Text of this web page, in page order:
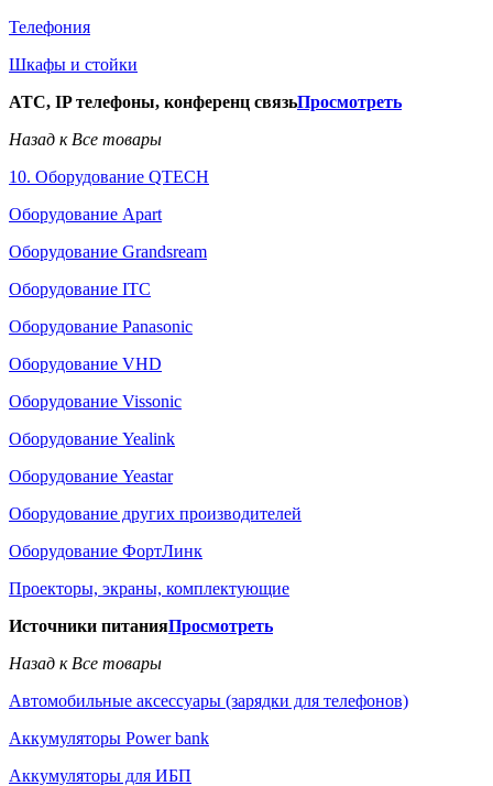
Телефония
Шкафы и стойки
АТС, IP телефоны, конференц связьПросмотреть
Назад к Все товары
10. Оборудование QTECH
Оборудование Apart
Оборудование Grandsream
Оборудование ITC
Оборудование Panasonic
Оборудование VHD
Оборудование Vissonic
Оборудование Yealink
Оборудование Yeastar
Оборудование других производителей
Оборудование ФортЛинк
Проекторы, экраны, комплектующие
Источники питанияПросмотреть
Назад к Все товары
Автомобильные аксессуары (зарядки для телефонов)
Аккумуляторы Power bank
Аккумуляторы для ИБП